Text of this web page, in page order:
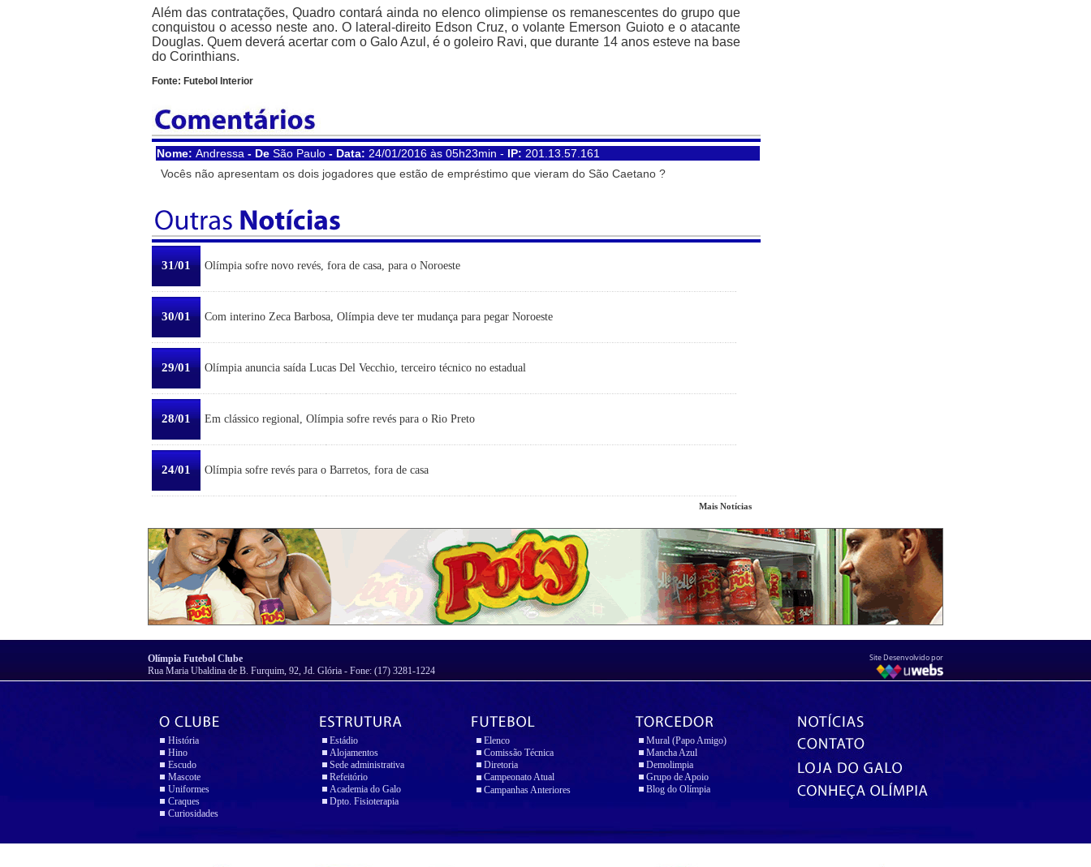
Além das contratações, Quadro contará ainda no elenco olimpiense os remanescentes do grupo que
conquistou o acesso neste ano. O lateral-direito Edson Cruz, o volante Emerson Guioto e o atacante
Douglas. Quem deverá acertar com o Galo Azul, é o goleiro Ravi, que durante 14 anos esteve na base
do Corinthians.
Fonte: Futebol Interior
Nome: Andressa - De São Paulo - Data: 24/01/2016 às 05h23min - IP: 201.13.57.161
Vocês não apresentam os dois jogadores que estão de empréstimo que vieram do São Caetano ?
31/01 Olímpia sofre novo revés, fora de casa, para o Noroeste
30/01 Com interino Zeca Barbosa, Olímpia deve ter mudança para pegar Noroeste
29/01 Olímpia anuncia saída Lucas Del Vecchio, terceiro técnico no estadual
28/01 Em clássico regional, Olímpia sofre revés para o Rio Preto
24/01 Olímpia sofre revés para o Barretos, fora de casa
Mais Notícias
Olímpia Futebol Clube
Rua Maria Ubaldina de B. Furquim, 92, Jd. Glória - Fone: (17) 3281-1224
Site Desenvolvido por
História
Hino
Escudo
Mascote
Uniformes
Craques
Curiosidades
Estádio
Alojamentos
Sede administrativa
Refeitório
Academia do Galo
Dpto. Fisioterapia
Elenco
Comissão Técnica
Diretoria
Campeonato Atual
Campanhas Anteriores
Mural (Papo Amigo)
Mancha Azul
Demolimpia
Grupo de Apoio
Blog do Olímpia